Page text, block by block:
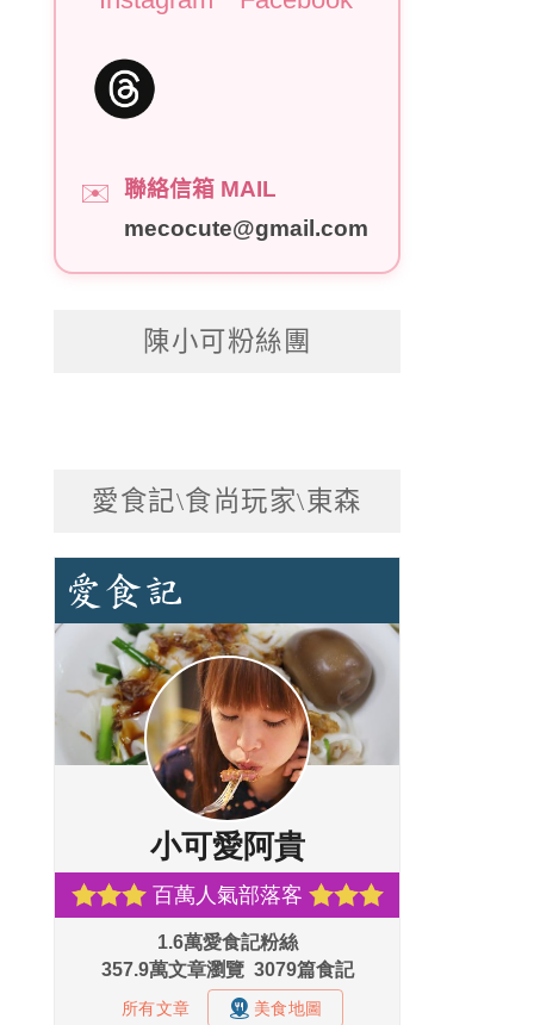
✉️
聯絡信箱 MAIL
mecocute@gmail.com
陳小可粉絲團
愛食記\食尚玩家\東森